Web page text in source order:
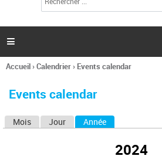
l
c
h
e

Vous
ici
Accueil›Calendrier› Events calendar
Events calendar
Mois Jour Année
2024